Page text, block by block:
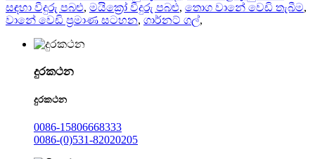
සඳහා වීදුරු පබළු, මයික්‍රෝ වීදුරු පබළු, තොග වානේ වෙඩි තැබීම,
වානේ වෙඩි ප්‍රමාණ සටහන, ගාර්නට් ගල්,
දුරකථන
දුරකථන
0086-15806668333
0086-(0)531-82020205